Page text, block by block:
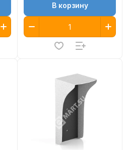
В корзину